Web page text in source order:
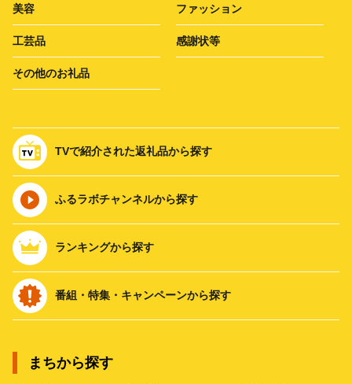
美容 ファッション
工芸品 感謝状等
その他のお礼品
TVで紹介された返礼品から探す
ふるラボチャンネルから探す
ランキングから探す
番組・特集・キャンペーンから探す
まちから探す